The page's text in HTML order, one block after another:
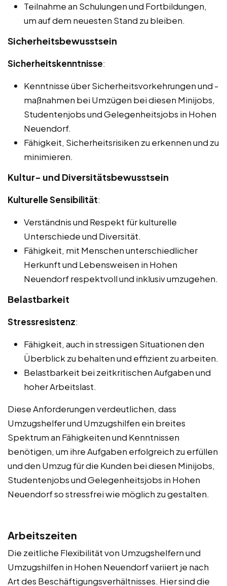
Teilnahme an Schulungen und Fortbildungen,
um auf dem neuesten Stand zu bleiben.
Sicherheitsbewusstsein
Sicherheitskenntnisse:
Kenntnisse über Sicherheitsvorkehrungen und -
maßnahmen bei Umzügen bei diesen Minijobs,
Studentenjobs und Gelegenheitsjobs in Hohen
Neuendorf.
Fähigkeit, Sicherheitsrisiken zu erkennen und zu
minimieren.
Kultur- und Diversitätsbewusstsein
Kulturelle Sensibilität:
Verständnis und Respekt für kulturelle
Unterschiede und Diversität.
Fähigkeit, mit Menschen unterschiedlicher
Herkunft und Lebensweisen in Hohen
Neuendorf respektvoll und inklusiv umzugehen.
Belastbarkeit
Stressresistenz:
Fähigkeit, auch in stressigen Situationen den
Überblick zu behalten und effizient zu arbeiten.
Belastbarkeit bei zeitkritischen Aufgaben und
hoher Arbeitslast.
Diese Anforderungen verdeutlichen, dass
Umzugshelfer und Umzugshilfen ein breites
Spektrum an Fähigkeiten und Kenntnissen
benötigen, um ihre Aufgaben erfolgreich zu erfüllen
und den Umzug für die Kunden bei diesen Minijobs,
Studentenjobs und Gelegenheitsjobs in Hohen
Neuendorf so stressfrei wie möglich zu gestalten.
Arbeitszeiten
Die zeitliche Flexibilität von Umzugshelfern und
Umzugshilfen in Hohen Neuendorf variiert je nach
Art des Beschäftigungsverhältnisses. Hier sind die